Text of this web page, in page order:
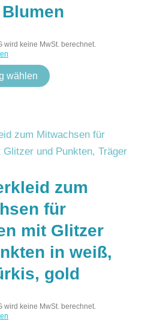
wird keine MwSt. berechnet.
wählen
zum
für
mit Glitzer
in weiß,
gold
wird keine MwSt. berechnet.